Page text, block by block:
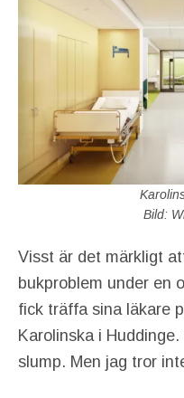
Bild:
Visst är det märkligt
bukproblem under en
fick träffa sina läkare
Karolinska i
slump. Men jag tror